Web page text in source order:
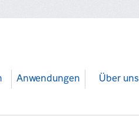
Anwendungen Über uns